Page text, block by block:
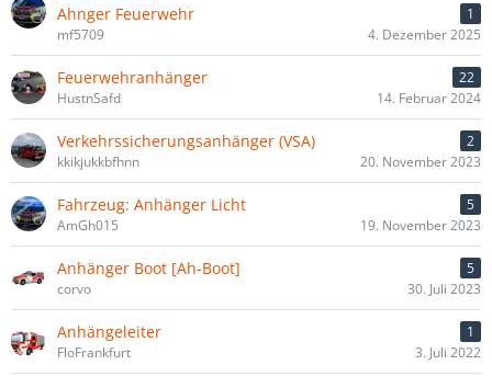
Ahnger Feuerwehr
1
mf5709
4. Dezember 2025
Feuerwehranhänger
22
HustnSafd
14. Februar 2024
Verkehrssicherungsanhänger (VSA)
2
kkikjukkbfhnn
20. November 2023
Fahrzeug: Anhänger Licht
5
AmGh015
19. November 2023
Anhänger Boot [Ah-Boot]
5
corvo
30. Juli 2023
Anhängeleiter
1
FloFrankfurt
3. Juli 2022